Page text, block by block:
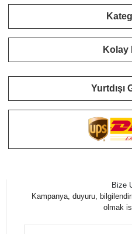
Kolay
Yurtdışı
Bize
Kampanya, duyuru,
olmak